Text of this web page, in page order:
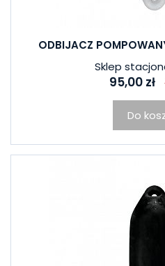
ODBIJACZ
Sklep
95,00 zł
Do